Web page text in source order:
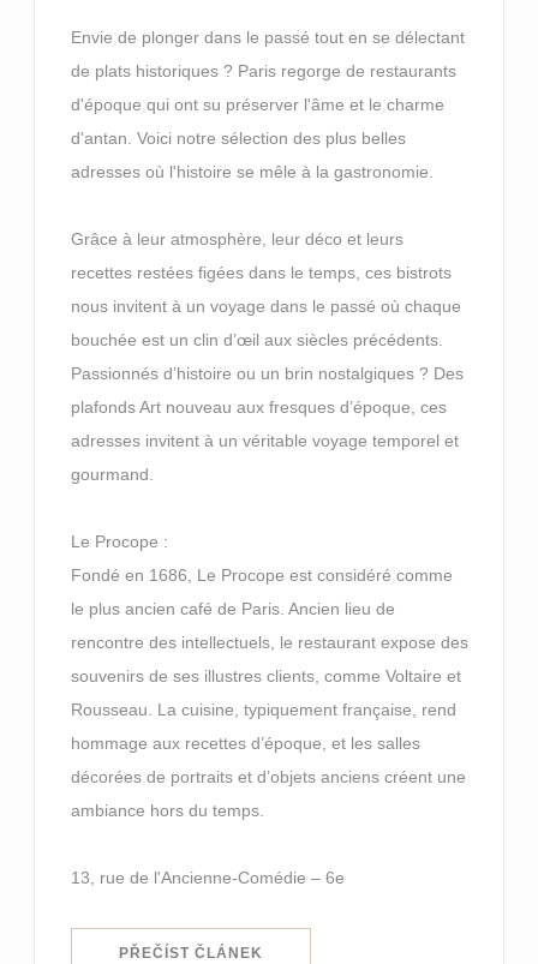
Envie de plonger dans le passé tout en se délectant
de plats historiques ? Paris regorge de restaurants
d'époque qui ont su préserver l'âme et le charme
d'antan. Voici notre sélection des plus belles
adresses où l'histoire se mêle à la gastronomie.
Grâce à leur atmosphère, leur déco et leurs
recettes restées figées dans le temps, ces bistrots
nous invitent à un voyage dans le passé où chaque
bouchée est un clin d’œil aux siècles précédents.
Passionnés d’histoire ou un brin nostalgiques ? Des
plafonds Art nouveau aux fresques d’époque, ces
adresses invitent à un véritable voyage temporel et
gourmand.
Le Procope :
Fondé en 1686, Le Procope est considéré comme
le plus ancien café de Paris. Ancien lieu de
rencontre des intellectuels, le restaurant expose des
souvenirs de ses illustres clients, comme Voltaire et
Rousseau. La cuisine, typiquement française, rend
hommage aux recettes d’époque, et les salles
décorées de portraits et d’objets anciens créent une
ambiance hors du temps.
13, rue de l'Ancienne-Comédie – 6e
PŘEČÍST ČLÁNEK